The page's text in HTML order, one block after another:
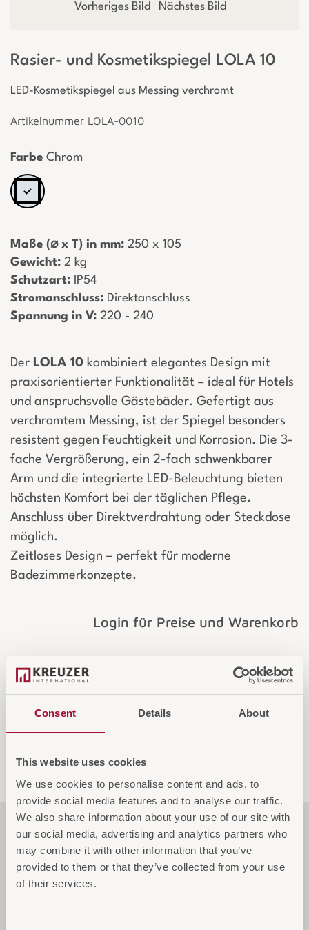
Consent Details About
This website uses cookies
We use cookies to personalise content and ads, to
provide social media features and to analyse our traffic.
We also share information about your use of our site with
our social media, advertising and analytics partners who
may combine it with other information that you’ve
provided to them or that they’ve collected from your use
of their services.
Vorheriges Bild Nächstes Bild
Rasier- und Kosmetikspiegel LOLA 10
LED-Kosmetikspiegel aus Messing verchromt
Artikelnummer LOLA-0010
Farbe Chrom
Maße (⌀ x T) in mm: ­ 250 x 105
Gewicht: ­ 2 kg
Schutzart: ­ IP54
Stromanschluss: ­ Direktanschluss
Spannung in V: ­ 220 - 240
Der LOLA 10 kombiniert elegantes Design mit
praxisorientierter Funktionalität – ideal für Hotels
und anspruchsvolle Gästebäder. Gefertigt aus
verchromtem Messing, ist der Spiegel besonders
resistent gegen Feuchtigkeit und Korrosion. Die 3-
fache Vergrößerung, ein 2-fach schwenkbarer
Arm und die integrierte LED-Beleuchtung bieten
höchsten Komfort bei der täglichen Pflege.
Anschluss über Direktverdrahtung oder Steckdose
möglich.
Zeitloses Design – perfekt für moderne
Badezimmerkonzepte.
Login für Preise und Warenkorb
Material